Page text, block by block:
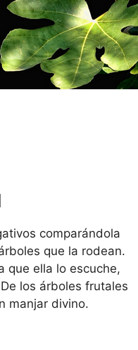
comparándola
que la rodean.
que ella lo escuche,
los árboles frutales
manjar divino.